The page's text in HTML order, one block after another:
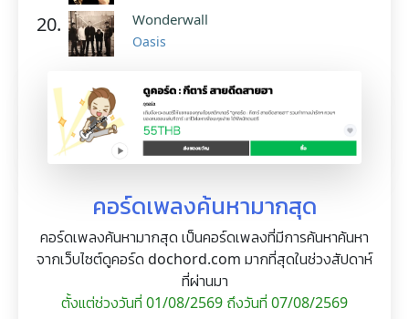
20. Wonderwall
Oasis
คอร์ดเพลงค้นหามากสุด
คอร์ดเพลงค้นหามากสุด เป็นคอร์ดเพลงที่มีการค้นหาค้นหา
จากเว็บไซต์ดูคอร์ด dochord.com มากที่สุดในช่วงสัปดาห์
ที่ผ่านมา
ตั้งแต่ช่วงวันที่ 01/08/2569 ถึงวันที่ 07/08/2569